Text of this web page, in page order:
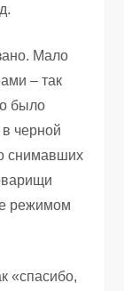
Мало
– так
было
в черной
снимавших
режимом
«спасибо,